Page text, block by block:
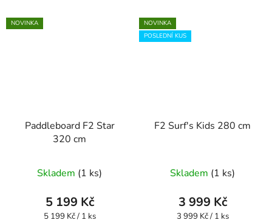
NOVINKA
Paddleboard F2 Star
320 cm
Skladem (1 ks)
5 199 Kč
Měrná
5 199 Kč / 1 ks
NOVINKA
POSLEDNÍ KUS
F2 Surf's Kids 280 cm
Skladem (1 ks)
3 999 Kč
Měrná
3 999 Kč / 1 ks